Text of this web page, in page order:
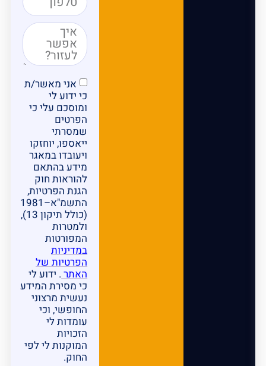
אני מאשר/ת
כי ידוע לי
ומוסכם עלי כי
הפרטים
שמסרתי
ייאספו, יוחזקו
ויעובדו במאגר
מידע בהתאם
להוראות חוק
הגנת הפרטיות,
התשמ"א–1981
(כולל תיקון 13),
ולמטרות
המפורטות
במדיניות
הפרטיות של
האתר. ידוע לי
כי מסירת המידע
נעשית מרצוני
החופשי, וכי
עומדות לי
הזכויות
המוקנות לי לפי
החוק.